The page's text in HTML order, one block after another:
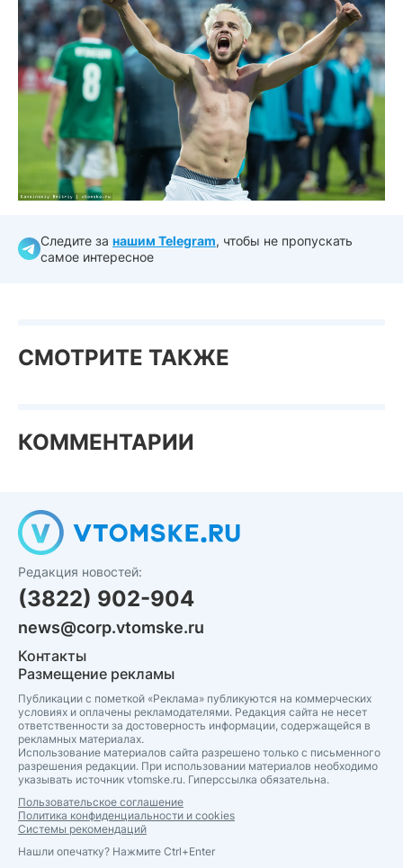
Следите за нашим Telegram, чтобы не пропускать
самое интересное
СМОТРИТЕ ТАКЖЕ
КОММЕНТАРИИ
Редакция новостей:
(3822) 902-904
news@corp.vtomske.ru
Контакты
Размещение рекламы
Публикации с пометкой «Реклама» публикуются на коммерческих
условиях и оплачены рекламодателями. Редакция сайта не несет
ответственности за достоверность информации, содержащейся в
рекламных материалах.
Использование материалов сайта разрешено только с письменного
разрешения редакции. При использовании материалов необходимо
указывать источник vtomske.ru. Гиперссылка обязательна.
Пользовательское соглашение
Политика конфиденциальности и cookies
Системы рекомендаций
Нашли опечатку? Нажмите Ctrl+Enter